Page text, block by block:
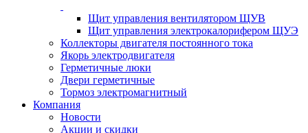
Щит управления вентилятором ЩУВ
Щит управления электрокалорифером ЩУЭ
Коллекторы двигателя постоянного тока
Якорь электродвигателя
Герметичные люки
Двери герметичные
Тормоз электромагнитный
Компания
Новости
Акции и скидки